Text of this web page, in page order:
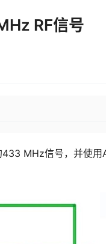
RF信号
MHz信号，并使